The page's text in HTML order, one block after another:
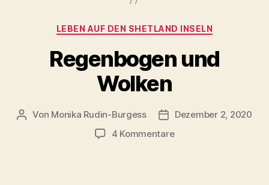
Kategorien
LEBEN AUF DEN SHETLAND INSELN
Regenbogen und
Wolken
Beitragsautor
Von Monika Rudin-Burgess Beitragsdatum
Dezember 2, 2020
4 Kommentarezu